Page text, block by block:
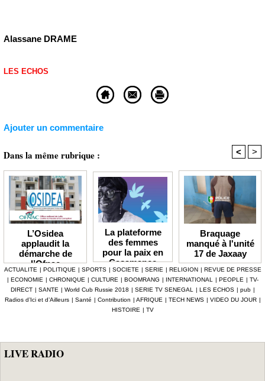
Alassane DRAME
LES ECHOS
Ajouter un commentaire
Dans la même rubrique : < >
L’Osidea
applaudit la
démarche de
l’Ofnac
La plateforme
des femmes
pour la paix en
Casamance
lauréate du Prix
Icip 2026
Braquage
manqué à l'unité
17 de Jaxaay
ACTUALITE | POLITIQUE | SPORTS | SOCIETE | SERIE | RELIGION | REVUE DE PRESSE
| ECONOMIE | CHRONIQUE | CULTURE | BOOMRANG | INTERNATIONAL | PEOPLE | TV-
DIRECT | SANTE | World Cub Russie 2018 | SERIE TV SENEGAL | LES ECHOS | pub |
Radios d’Ici et d’Ailleurs | Santé | Contribution | AFRIQUE | TECH NEWS | VIDEO DU JOUR |
HISTOIRE | TV
LIVE RADIO